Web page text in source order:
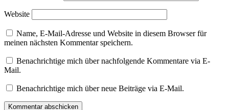
Website
Name, E-Mail-Adresse und Website in diesem Browser für
meinen nächsten Kommentar speichern.
Benachrichtige mich über nachfolgende Kommentare via E-
Mail.
Benachrichtige mich über neue Beiträge via E-Mail.